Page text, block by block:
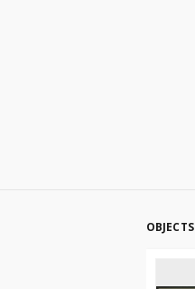
OBJECTS